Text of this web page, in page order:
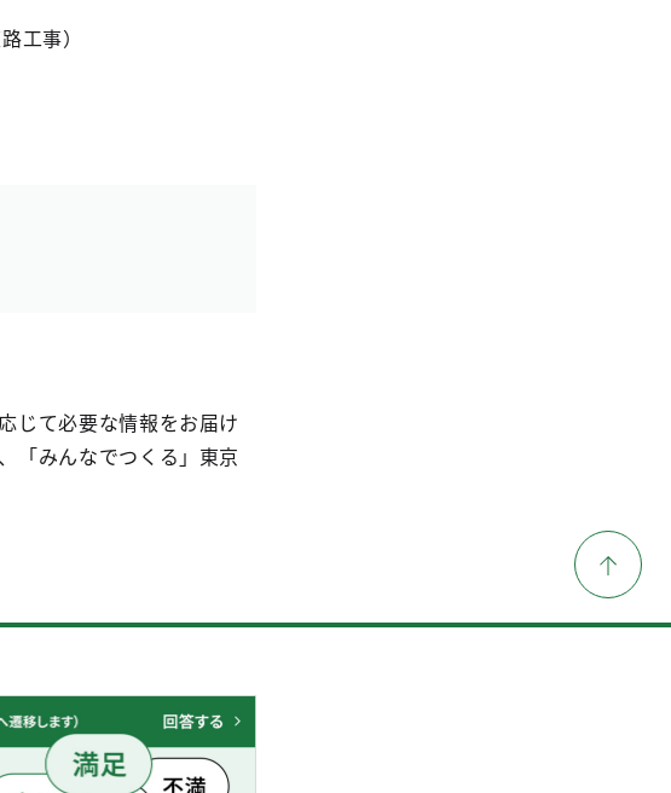
事）
じて必要な情報をお届け
「みんなでつくる」東京